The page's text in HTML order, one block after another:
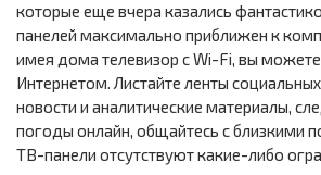
которые еще вчера казались
панелей максимально приближен к
имея дома телевизор с Wi-Fi, вы можете
Интернетом. Листайте ленты социальных
новости и аналитические материалы,
погоды онлайн, общайтесь с близкими
ТВ-панели отсутствуют какие-либо